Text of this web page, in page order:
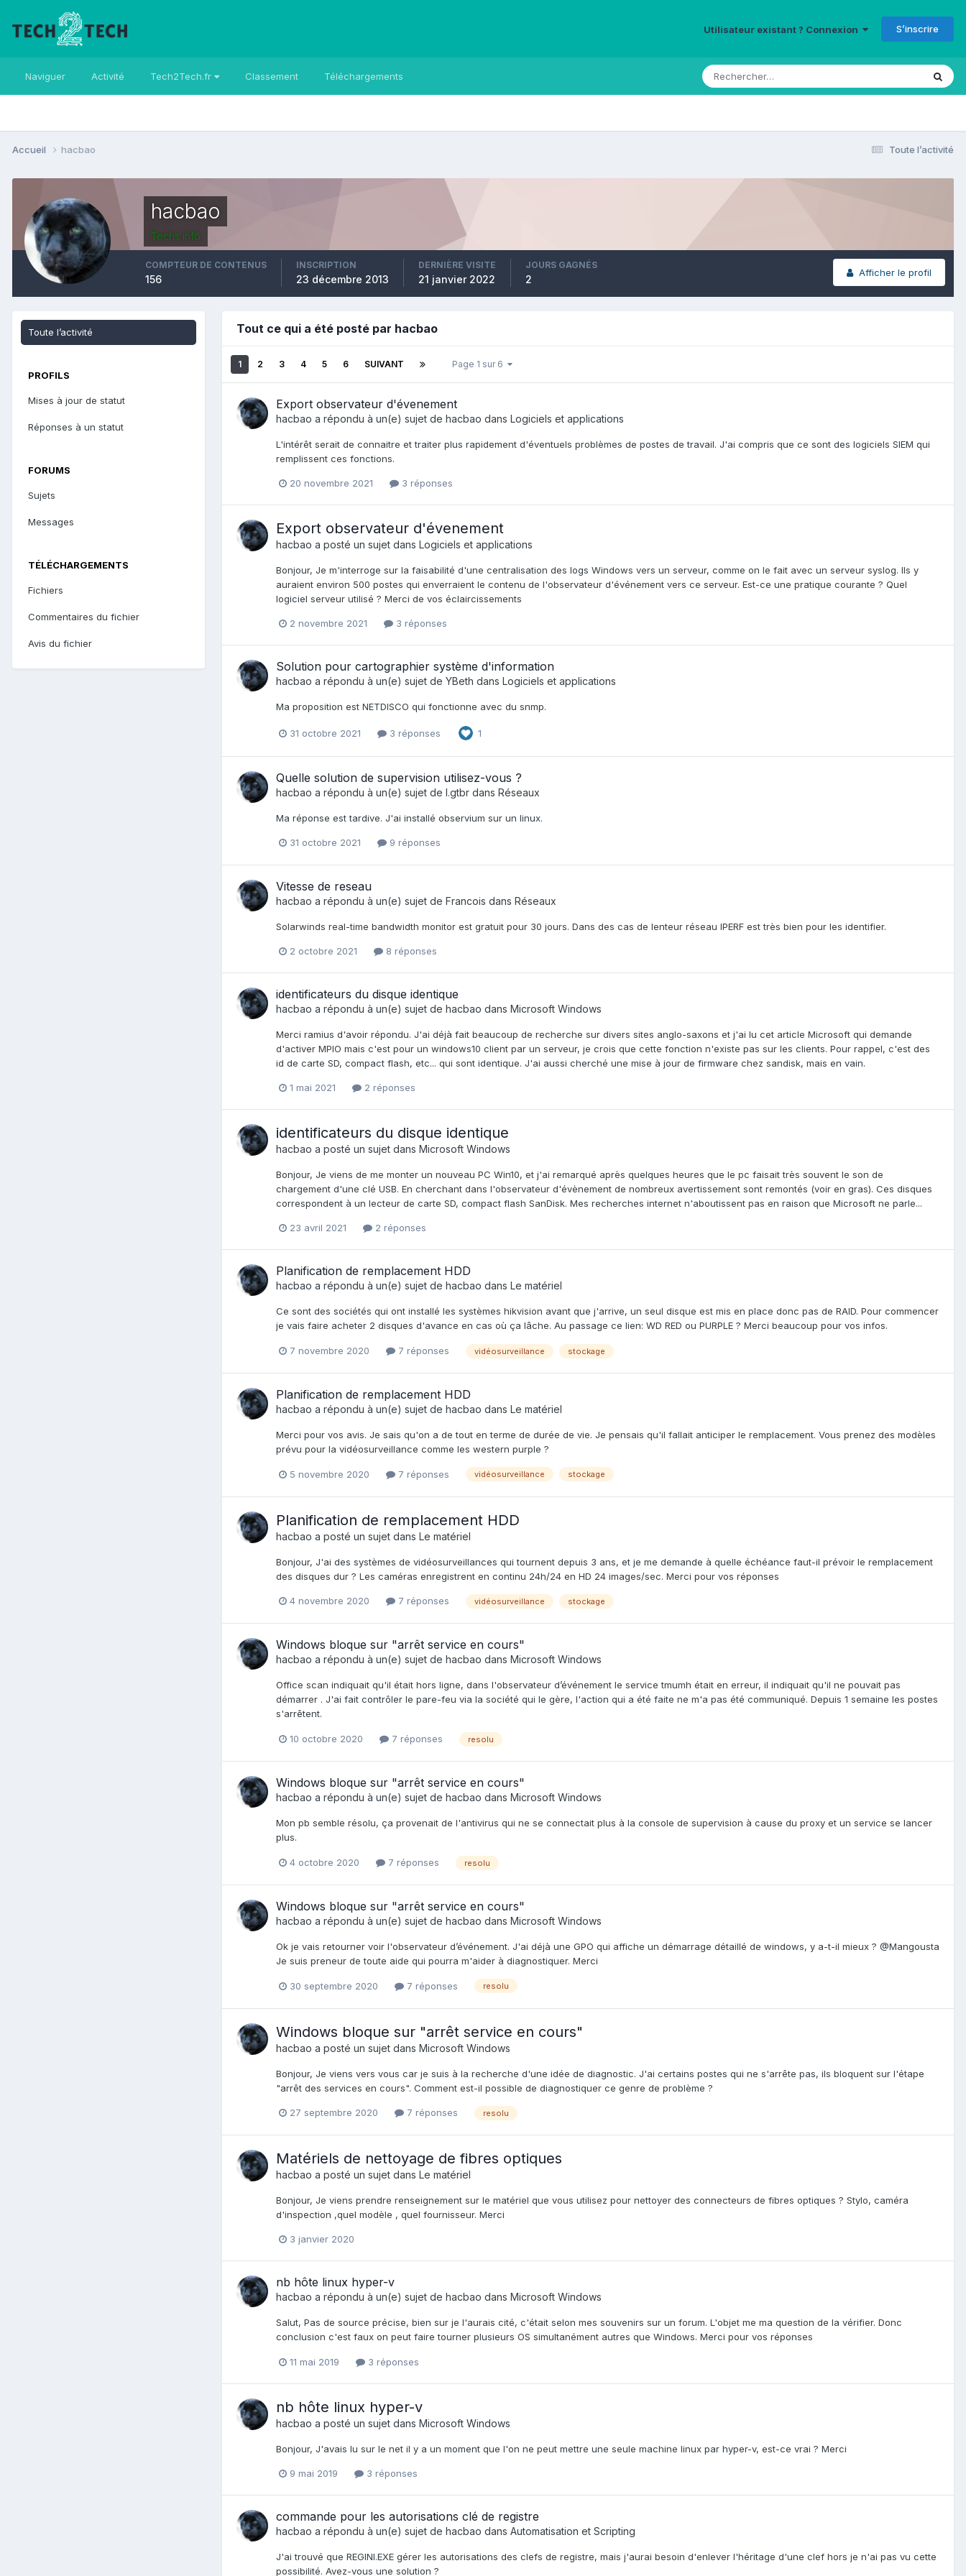
Utilisateur existant ? Connexion S’inscrire
Naviguer Activité Tech2Tech.fr Classement Téléchargements
Toute l’activité
Accueil hacbao
hacbao
Techs info
Afficher le profil
COMPTEUR DE CONTENUS
156
INSCRIPTION
23 décembre 2013
DERNIÈRE VISITE
21 janvier 2022
JOURS GAGNÉS
2
Toute l’activité
PROFILS
Mises à jour de statut
Réponses à un statut
FORUMS
Sujets
Messages
TÉLÉCHARGEMENTS
Fichiers
Commentaires du fichier
Avis du fichier
Tout ce qui a été posté par hacbao
1 2 3 4 5 6 SUIVANT Page 1 sur 6
Export observateur d'évenement
hacbao a répondu à un(e) sujet de hacbao dans Logiciels et applications
L'intérêt serait de connaitre et traiter plus rapidement d'éventuels problèmes de postes de travail. J'ai compris que ce sont des logiciels SIEM qui
remplissent ces fonctions.
20 novembre 2021 3 réponses
Export observateur d'évenement
hacbao a posté un sujet dans Logiciels et applications
Bonjour, Je m'interroge sur la faisabilité d'une centralisation des logs Windows vers un serveur, comme on le fait avec un serveur syslog. Ils y
auraient environ 500 postes qui enverraient le contenu de l'observateur d'événement vers ce serveur. Est-ce une pratique courante ? Quel
logiciel serveur utilisé ? Merci de vos éclaircissements
2 novembre 2021 3 réponses
Solution pour cartographier système d'information
hacbao a répondu à un(e) sujet de YBeth dans Logiciels et applications
Ma proposition est NETDISCO qui fonctionne avec du snmp.
31 octobre 2021 3 réponses 1
Quelle solution de supervision utilisez-vous ?
hacbao a répondu à un(e) sujet de l.gtbr dans Réseaux
Ma réponse est tardive. J'ai installé observium sur un linux.
31 octobre 2021 9 réponses
Vitesse de reseau
hacbao a répondu à un(e) sujet de Francois dans Réseaux
Solarwinds real-time bandwidth monitor est gratuit pour 30 jours. Dans des cas de lenteur réseau IPERF est très bien pour les identifier.
2 octobre 2021 8 réponses
identificateurs du disque identique
hacbao a répondu à un(e) sujet de hacbao dans Microsoft Windows
Merci ramius d'avoir répondu. J'ai déjà fait beaucoup de recherche sur divers sites anglo-saxons et j'ai lu cet article Microsoft qui demande
d'activer MPIO mais c'est pour un windows10 client par un serveur, je crois que cette fonction n'existe pas sur les clients. Pour rappel, c'est des
id de carte SD, compact flash, etc... qui sont identique. J'ai aussi cherché une mise à jour de firmware chez sandisk, mais en vain.
1 mai 2021 2 réponses
identificateurs du disque identique
hacbao a posté un sujet dans Microsoft Windows
Bonjour, Je viens de me monter un nouveau PC Win10, et j'ai remarqué après quelques heures que le pc faisait très souvent le son de
chargement d'une clé USB. En cherchant dans l'observateur d'évènement de nombreux avertissement sont remontés (voir en gras). Ces disques
correspondent à un lecteur de carte SD, compact flash SanDisk. Mes recherches internet n'aboutissent pas en raison que Microsoft ne parle...
23 avril 2021 2 réponses
Planification de remplacement HDD
hacbao a répondu à un(e) sujet de hacbao dans Le matériel
Ce sont des sociétés qui ont installé les systèmes hikvision avant que j'arrive, un seul disque est mis en place donc pas de RAID. Pour commencer
je vais faire acheter 2 disques d'avance en cas où ça lâche. Au passage ce lien: WD RED ou PURPLE ? Merci beaucoup pour vos infos.
7 novembre 2020 7 réponses vidéosurveillance stockage
Planification de remplacement HDD
hacbao a répondu à un(e) sujet de hacbao dans Le matériel
Merci pour vos avis. Je sais qu'on a de tout en terme de durée de vie. Je pensais qu'il fallait anticiper le remplacement. Vous prenez des modèles
prévu pour la vidéosurveillance comme les western purple ?
5 novembre 2020 7 réponses vidéosurveillance stockage
Planification de remplacement HDD
hacbao a posté un sujet dans Le matériel
Bonjour, J'ai des systèmes de vidéosurveillances qui tournent depuis 3 ans, et je me demande à quelle échéance faut-il prévoir le remplacement
des disques dur ? Les caméras enregistrent en continu 24h/24 en HD 24 images/sec. Merci pour vos réponses
4 novembre 2020 7 réponses vidéosurveillance stockage
Windows bloque sur "arrêt service en cours"
hacbao a répondu à un(e) sujet de hacbao dans Microsoft Windows
Office scan indiquait qu'il était hors ligne, dans l'observateur d’événement le service tmumh était en erreur, il indiquait qu'il ne pouvait pas
démarrer . J'ai fait contrôler le pare-feu via la société qui le gère, l'action qui a été faite ne m'a pas été communiqué. Depuis 1 semaine les postes
s'arrêtent.
10 octobre 2020 7 réponses resolu
Windows bloque sur "arrêt service en cours"
hacbao a répondu à un(e) sujet de hacbao dans Microsoft Windows
Mon pb semble résolu, ça provenait de l'antivirus qui ne se connectait plus à la console de supervision à cause du proxy et un service se lancer
plus.
4 octobre 2020 7 réponses resolu
Windows bloque sur "arrêt service en cours"
hacbao a répondu à un(e) sujet de hacbao dans Microsoft Windows
Ok je vais retourner voir l'observateur d’événement. J'ai déjà une GPO qui affiche un démarrage détaillé de windows, y a-t-il mieux ? @Mangousta
Je suis preneur de toute aide qui pourra m'aider à diagnostiquer. Merci
30 septembre 2020 7 réponses resolu
Windows bloque sur "arrêt service en cours"
hacbao a posté un sujet dans Microsoft Windows
Bonjour, Je viens vers vous car je suis à la recherche d'une idée de diagnostic. J'ai certains postes qui ne s'arrête pas, ils bloquent sur l'étape
"arrêt des services en cours". Comment est-il possible de diagnostiquer ce genre de problème ?
27 septembre 2020 7 réponses resolu
Matériels de nettoyage de fibres optiques
hacbao a posté un sujet dans Le matériel
Bonjour, Je viens prendre renseignement sur le matériel que vous utilisez pour nettoyer des connecteurs de fibres optiques ? Stylo, caméra
d'inspection ,quel modèle , quel fournisseur. Merci
3 janvier 2020
nb hôte linux hyper-v
hacbao a répondu à un(e) sujet de hacbao dans Microsoft Windows
Salut, Pas de source précise, bien sur je l'aurais cité, c'était selon mes souvenirs sur un forum. L'objet me ma question de la vérifier. Donc
conclusion c'est faux on peut faire tourner plusieurs OS simultanément autres que Windows. Merci pour vos réponses
11 mai 2019 3 réponses
nb hôte linux hyper-v
hacbao a posté un sujet dans Microsoft Windows
Bonjour, J'avais lu sur le net il y a un moment que l'on ne peut mettre une seule machine linux par hyper-v, est-ce vrai ? Merci
9 mai 2019 3 réponses
commande pour les autorisations clé de registre
hacbao a répondu à un(e) sujet de hacbao dans Automatisation et Scripting
J'ai trouvé que REGINI.EXE gérer les autorisations des clefs de registre, mais j'aurai besoin d'enlever l'héritage d'une clef hors je n'ai pas vu cette
possibilité. Avez-vous une solution ?